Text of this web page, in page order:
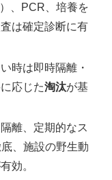
、PCR、培養を
は確定診断に有
時は即時隔離・
応じた淘汰が基
離、定期的なス
、施設の野生動
効。